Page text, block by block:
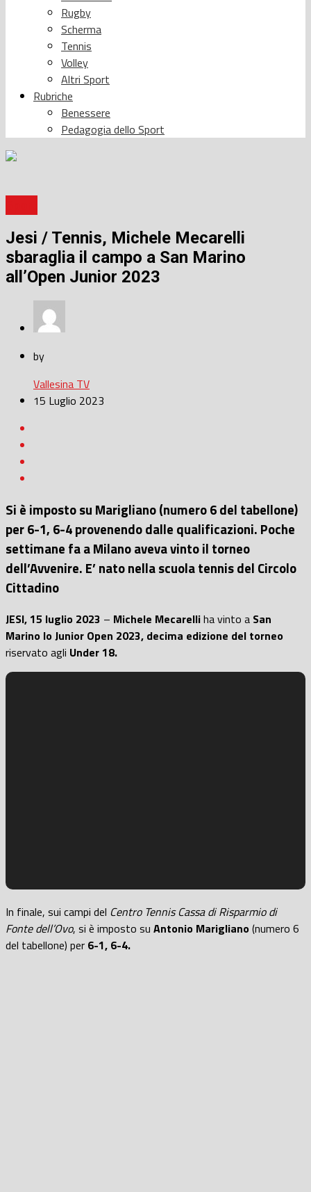
Rugby
Scherma
Tennis
Volley
Altri Sport
Rubriche
Benessere
Pedagogia dello Sport
Jesi / Tennis, Michele Mecarelli
sbaraglia il campo a San Marino
all’Open Junior 2023
by
Vallesina TV
15 Luglio 2023
Si è imposto su Marigliano (numero 6 del tabellone)
per 6-1, 6-4 provenendo dalle qualificazioni. Poche
settimane fa a Milano aveva vinto il torneo
dell’Avvenire. E’ nato nella scuola tennis del Circolo
Cittadino
JESI, 15 luglio 2023 – Michele Mecarelliha vinto a San
Marino lo Junior Open 2023, decima edizione del torneo
riservato agli Under 18.
In finale, sui campi del Centro Tennis Cassa di Risparmio di
Fonte dell’Ovo, si è imposto su Antonio Marigliano(numero 6
del tabellone) per 6-1, 6-4.